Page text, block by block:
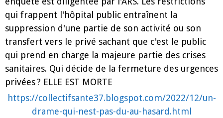
qui frappent l'hôpital public entraînent la
suppression d'une partie de son activité ou son
transfert vers le privé sachant que c'est le public
qui prend en charge la majeure partie des crises
sanitaires. Qui décide de la fermeture des urgences
privées ? ELLE EST MORTE
https://collectifsante37.blogspot.com/2022/12/un-
drame-qui-nest-pas-du-au-hasard.html